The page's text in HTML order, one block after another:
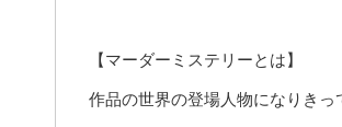
【マーダーミステリーとは】
作品の世界の登場人物になりき